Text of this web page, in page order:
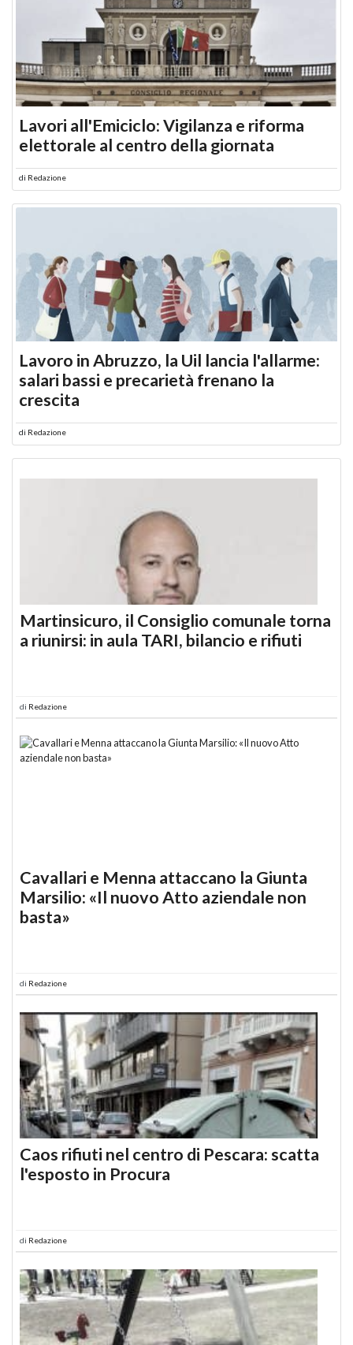
Lavori all'Emiciclo: Vigilanza e riforma
elettorale al centro della giornata
di Redazione
Lavoro in Abruzzo, la Uil lancia l'allarme:
salari bassi e precarietà frenano la
crescita
di Redazione
Martinsicuro, il Consiglio comunale torna
a riunirsi: in aula TARI, bilancio e rifiuti
di Redazione
Cavallari e Menna attaccano la Giunta
Marsilio: «Il nuovo Atto aziendale non
basta»
di Redazione
Caos rifiuti nel centro di Pescara: scatta
l'esposto in Procura
di Redazione